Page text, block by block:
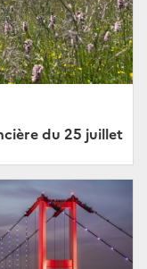
du 25 juillet